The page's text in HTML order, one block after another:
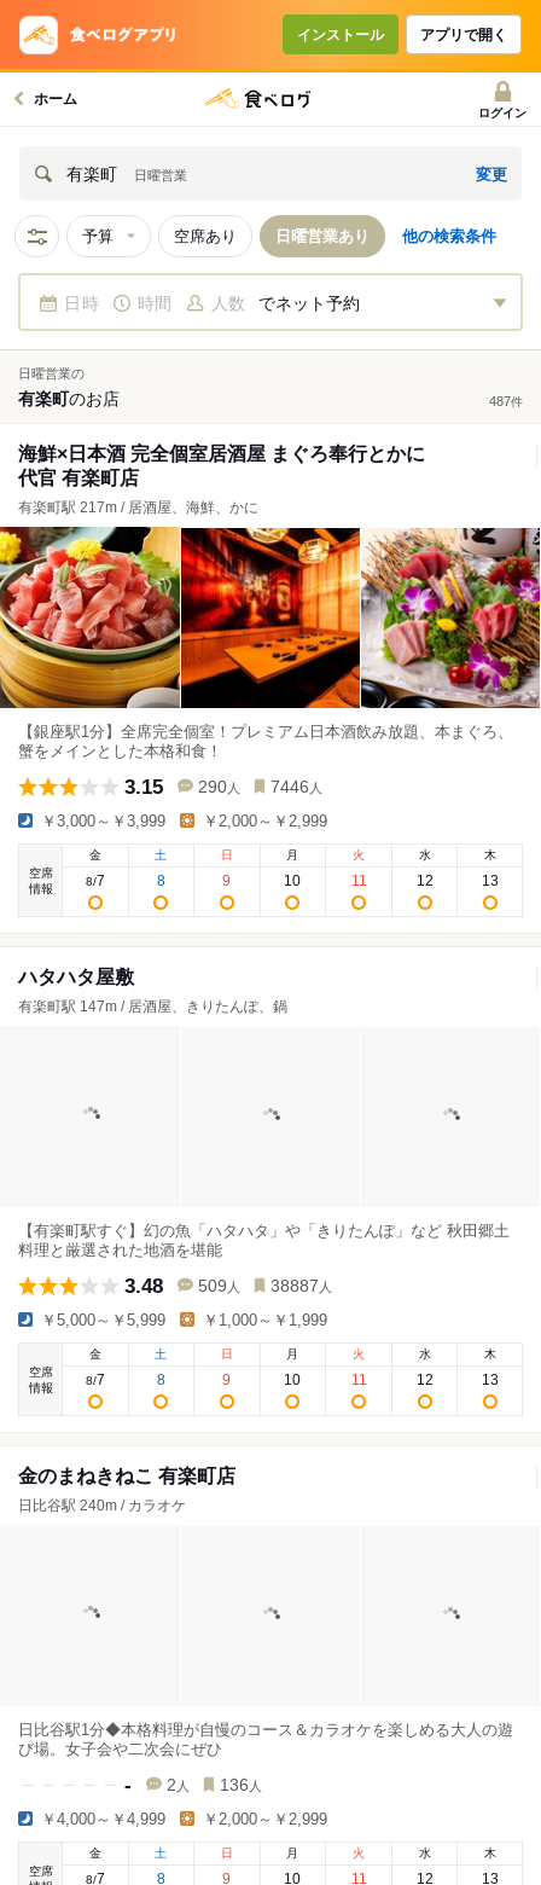
インストール アプリで開く
ホーム
ログイン
有楽町 日曜営業 変更
予算 空席あり 日曜営業あり 他の検索条件
日時 時間 人数 でネット予約
日曜営業の
有楽町のお店 487件
海鮮×日本酒 完全個室居酒屋 まぐろ奉行とかに
代官 有楽町店
有楽町駅 217m / 居酒屋、海鮮、かに
【銀座駅1分】全席完全個室！プレミアム日本酒飲み放題、本まぐろ、
蟹をメインとした本格和食！
3.15 290 人 7446 人
￥3,000～￥3,999 ￥2,000～￥2,999
空席
情報
金
8/7
土
8
日
9
月
10
火
11
水
12
木
13
ハタハタ屋敷
有楽町駅 147m / 居酒屋、きりたんぽ、鍋
【有楽町駅すぐ】幻の魚「ハタハタ」や「きりたんぽ」など 秋田郷土
料理と厳選された地酒を堪能
3.48 509 人 38887 人
￥5,000～￥5,999 ￥1,000～￥1,999
空席
情報
金
8/7
土
8
日
9
月
10
火
11
水
12
木
13
金のまねきねこ 有楽町店
日比谷駅 240m / カラオケ
日比谷駅1分◆本格料理が自慢のコース＆カラオケを楽しめる大人の遊
び場。女子会や二次会にぜひ
- 2 人 136 人
￥4,000～￥4,999 ￥2,000～￥2,999
空席
金
8/7
土
8
日
9
月
10
火
11
水
12
木
13